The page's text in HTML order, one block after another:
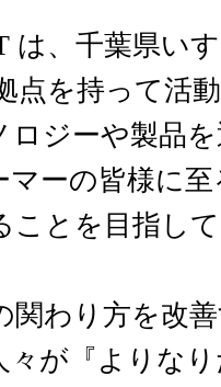
は、千葉県い
点を持って活
ロジーや製品
マーの皆様に
ことを目指し
関わり方を改
々が『よりな